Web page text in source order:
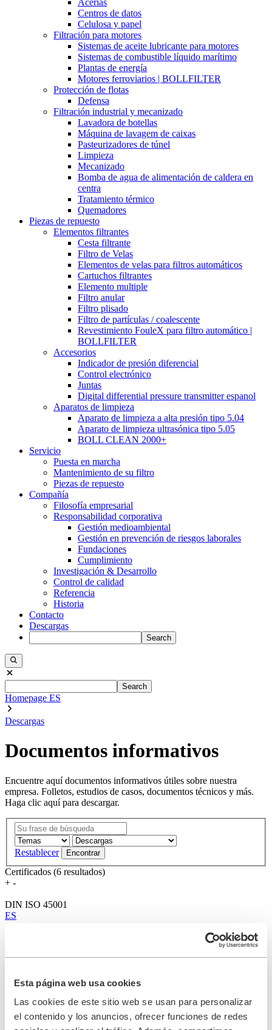
Esta página web usa cookies
Las cookies de este sitio web se usan para personalizar
el contenido y los anuncios, ofrecer funciones de redes
Acerías
Centros de datos
Celulosa y papel
Filtración para motores
Sistemas de aceite lubricante para motores
Sistemas de combustible líquido marítimo
Plantas de energía
Motores ferroviarios | BOLLFILTER
Protección de flotas
Defensa
Filtración industrial y mecanizado
Lavadora de botellas
Máquina de lavagem de caixas
Pasteurizadores de túnel
Limpieza
Mecanizado
Bomba de agua de alimentación de caldera en
centra
Tratamiento térmico
Quemadores
Piezas de repuesto
Elementos filtrantes
Cesta filtrante
Filtro de Velas
Elementos de velas para filtros automáticos
Cartuchos filtrantes
Elemento multiple
Filtro anular
Filtro plisado
Filtro de partículas / coalescente
Revestimiento FouleX para filtro automático |
BOLLFILTER
Accesorios
Indicador de presión diferencial
Control electrónico
Juntas
Digital differential pressure transmitter espanol
Aparatos de limpieza
Aparato de limpieza a alta presión tipo 5.04
Aparato de limpieza ultrasónica tipo 5.05
BOLL CLEAN 2000+
Servicio
Puesta en marcha
Mantenimiento de su filtro
Piezas de repuesto
Compañía
Filosofía empresarial
Responsabilidad corporativa
Gestión medioambiental
Gestión en prevención de riesgos laborales
Fundaciones
Cumplimiento
Investigación & Desarrollo
Control de calidad
Referencia
Historia
Contacto
Descargas
Search
Search
Homepage ES
Descargas
Documentos informativos
Encuentre aquí documentos informativos útiles sobre nuestra
empresa. Folletos, estudios de casos, documentos técnicos y más.
Haga clic aquí para descargar.
Restablecer
Certificados (6 resultados)
+ -
DIN ISO 45001
ES
EN
ASME
EN